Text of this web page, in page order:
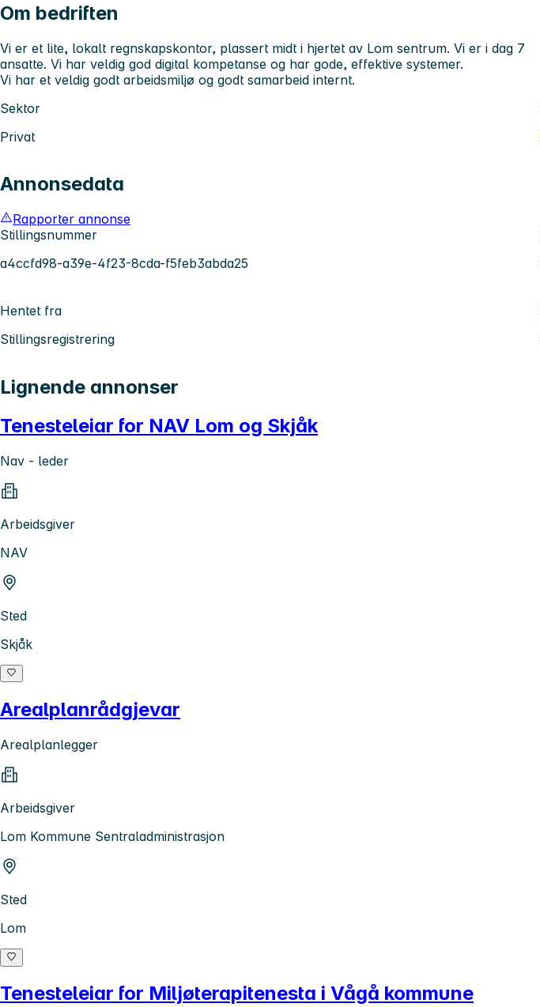
Om bedriften
Vi er et lite, lokalt regnskapskontor, plassert midt i hjertet av Lom sentrum. Vi er i dag 7
ansatte. Vi har veldig god digital kompetanse og har gode, effektive systemer.
Vi har et veldig godt arbeidsmiljø og godt samarbeid internt.
Sektor
Privat
Annonsedata
Rapporter annonse
Stillingsnummer
a4ccfd98-a39e-4f23-8cda-f5feb3abda25
Hentet fra
Stillingsregistrering
Lignende annonser
Tenesteleiar for NAV Lom og Skjåk
Nav - leder
Arbeidsgiver
NAV
Sted
Skjåk
Arealplanrådgjevar
Arealplanlegger
Arbeidsgiver
Lom Kommune Sentraladministrasjon
Sted
Lom
Tenesteleiar for Miljøterapitenesta i Vågå kommune